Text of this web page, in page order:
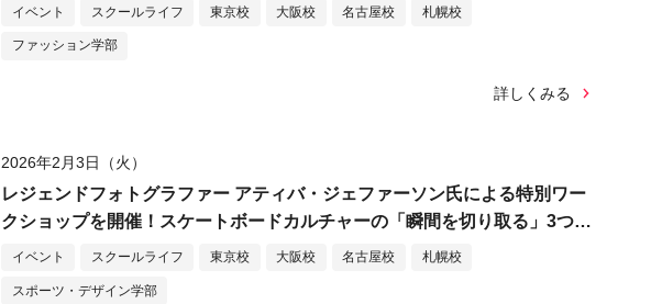
イベント スクールライフ 東京校 大阪校 名古屋校 札幌校
ファッション学部
詳しくみる
2026年2月3日（火）
レジェンドフォトグラファー アティバ・ジェファーソン氏による特別ワー
クショップを開催！スケートボードカルチャーの「瞬間を切り取る」3つの
ポイントとは？
イベント スクールライフ 東京校 大阪校 名古屋校 札幌校
スポーツ・デザイン学部